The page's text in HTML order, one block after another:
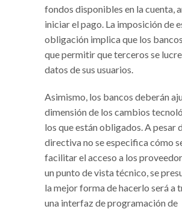
fondos disponibles en la cuenta,
iniciar el pago. La imposición de
obligación implica que los
que permitir que terceros se
datos de sus usuarios.
Asimismo, los bancos deberán
dimensión de los cambios
los que están obligados. A pesar
directiva no se especifica cómo
facilitar el acceso a los
un punto de vista técnico, se
la mejor forma de hacerlo será a
una interfaz de programación de